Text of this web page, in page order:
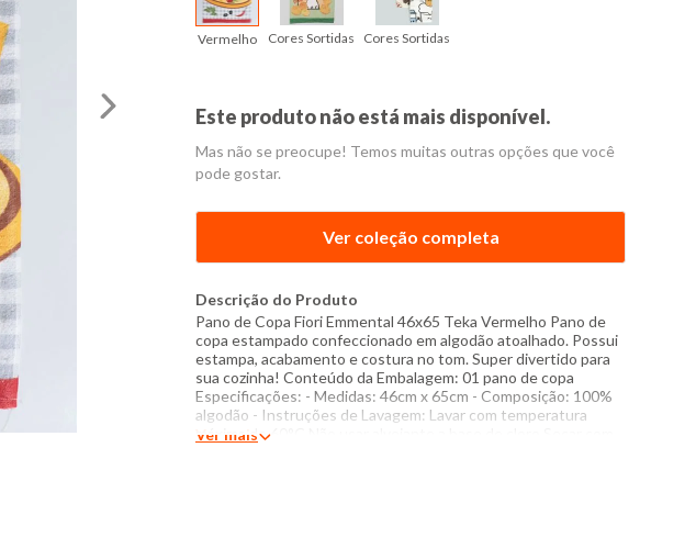
Vermelho Cores Sortidas Cores Sortidas
Este produto não está mais disponível.
Mas não se preocupe! Temos muitas outras opções que você
pode gostar.
Ver coleção completa
Descrição do Produto
Pano de Copa Fiori Emmental 46x65 Teka Vermelho Pano de
copa estampado confeccionado em algodão atoalhado. Possui
estampa, acabamento e costura no tom. Super divertido para
sua cozinha! Conteúdo da Embalagem: 01 pano de copa
Especificações: - Medidas: 46cm x 65cm - Composição: 100%
algodão - Instruções de Lavagem: Lavar com temperatura
máxima de 60°C Não usar alvejante a base de cloro Secar com
Ver mais